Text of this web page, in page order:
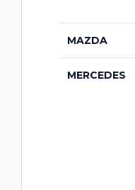
MAZDA
MERCEDES